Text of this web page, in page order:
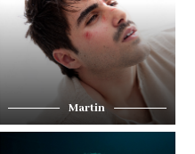
Martin